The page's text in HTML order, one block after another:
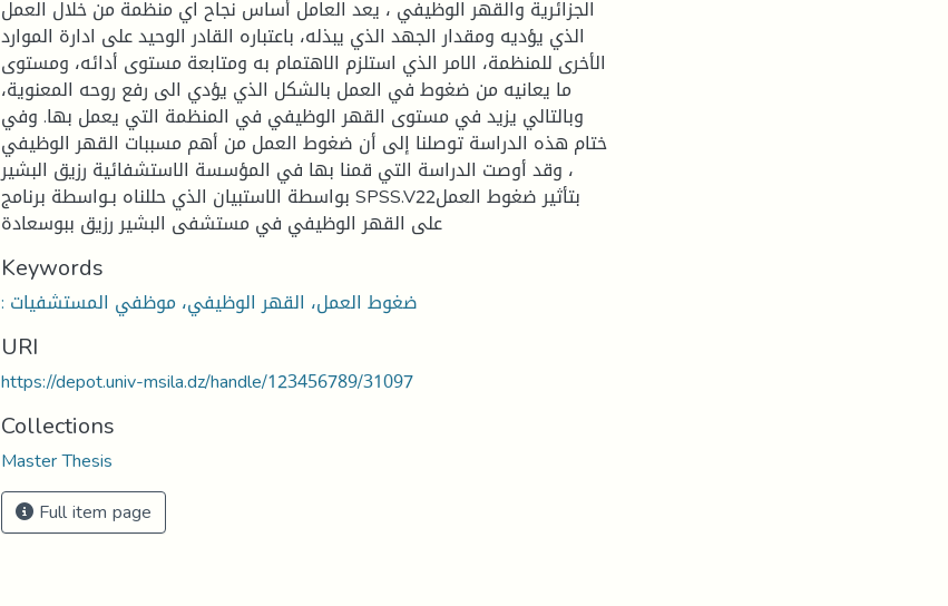
الجزائرية والقهر الوظيفي ، يعد العامل أساس نجاح اي منظمة من خلال العمل
الذي يؤديه ومقدار الجهد الذي يبذله، باعتباره القادر الوحيد على ادارة الموارد
الأخرى للمنظمة، الامر الذي استلزم الاهتمام به ومتابعة مستوى أدائه، ومستوى
ما يعانيه من ضغوط في العمل بالشكل الذي يؤدي الى رفع روحه المعنوية،
وبالتالي يزيد في مستوى القهر الوظيفي في المنظمة التي يعمل بها. وفي
ختام هذه الدراسة توصلنا إلى أن ضغوط العمل من أهم مسببات القهر الوظيفي
، وقد أوصت الدراسة التي قمنا بها في المؤسسة الاستشفائية رزيق البشير
بواسطة الاستبيان الذي حللناه بـواسطة برنامج SPSS.V22بتأثير ضغوط العمل
على القهر الوظيفي في مستشفى البشير رزيق ببوسعادة
Keywords
: ضغوط العمل، القهر الوظيفي، موظفي المستشفيات
URI
https://depot.univ-msila.dz/handle/123456789/31097
Collections
Master Thesis
Full item page